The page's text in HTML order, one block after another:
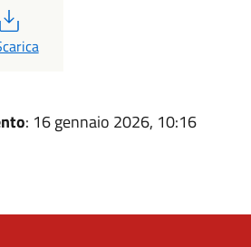
: 16 gennaio 2026, 10:16